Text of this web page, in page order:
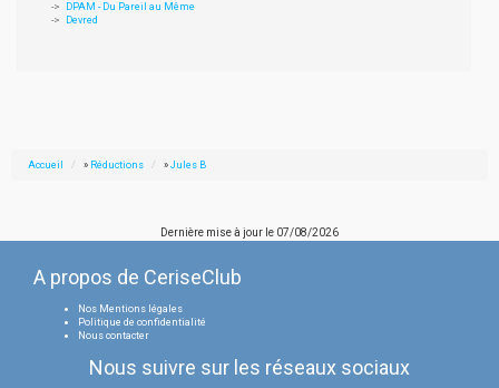
DPAM - Du Pareil au Même
Devred
Accueil » Réductions » Jules B
Dernière mise à jour le 07/08/2026
A propos de CeriseClub
Nos Mentions légales
Politique de confidentialité
Nous contacter
Nous suivre sur les réseaux sociaux